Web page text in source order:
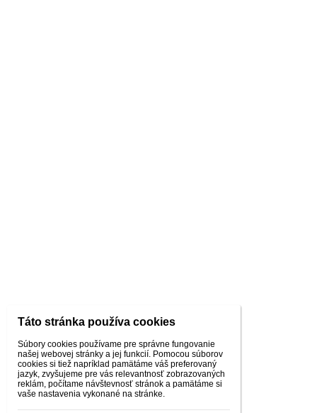
Táto stránka používa cookies
Súbory cookies používame pre správne fungovanie
našej webovej stránky a jej funkcií. Pomocou súborov
cookies si tiež napríklad pamätáme váš preferovaný
jazyk, zvyšujeme pre vás relevantnosť zobrazovaných
reklám, počítame návštevnosť stránok a pamätáme si
vaše nastavenia vykonané na stránke.